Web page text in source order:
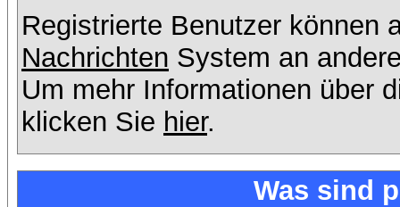
Registrierte Benutzer können
Nachrichten System an
Um mehr Informationen über
klicken Sie hier.
Was sind